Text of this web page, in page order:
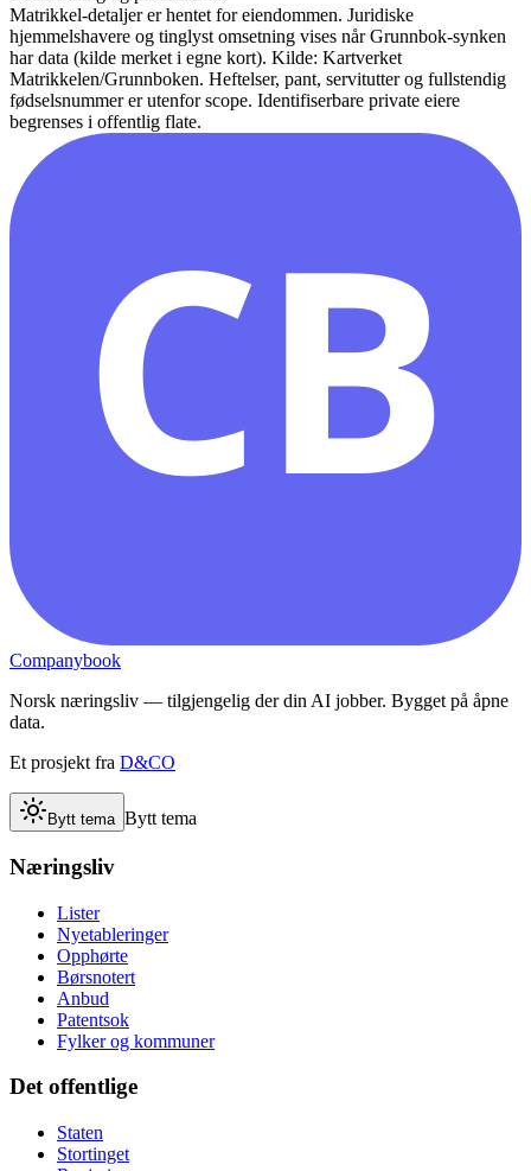
Matrikkel-detaljer er hentet for eiendommen. Juridiske
hjemmelshavere og tinglyst omsetning vises når Grunnbok-synken
har data (kilde merket i egne kort). Kilde: Kartverket
Matrikkelen/Grunnboken. Heftelser, pant, servitutter og fullstendig
fødselsnummer er utenfor scope. Identifiserbare private eiere
begrenses i offentlig flate.
CB
Companybook
Norsk næringsliv — tilgjengelig der din AI jobber. Bygget på åpne
data.
Et prosjekt fra D&CO
Bytt tema Bytt tema
Næringsliv
Lister
Nyetableringer
Opphørte
Børsnotert
Anbud
Patentsok
Fylker og kommuner
Det offentlige
Staten
Stortinget